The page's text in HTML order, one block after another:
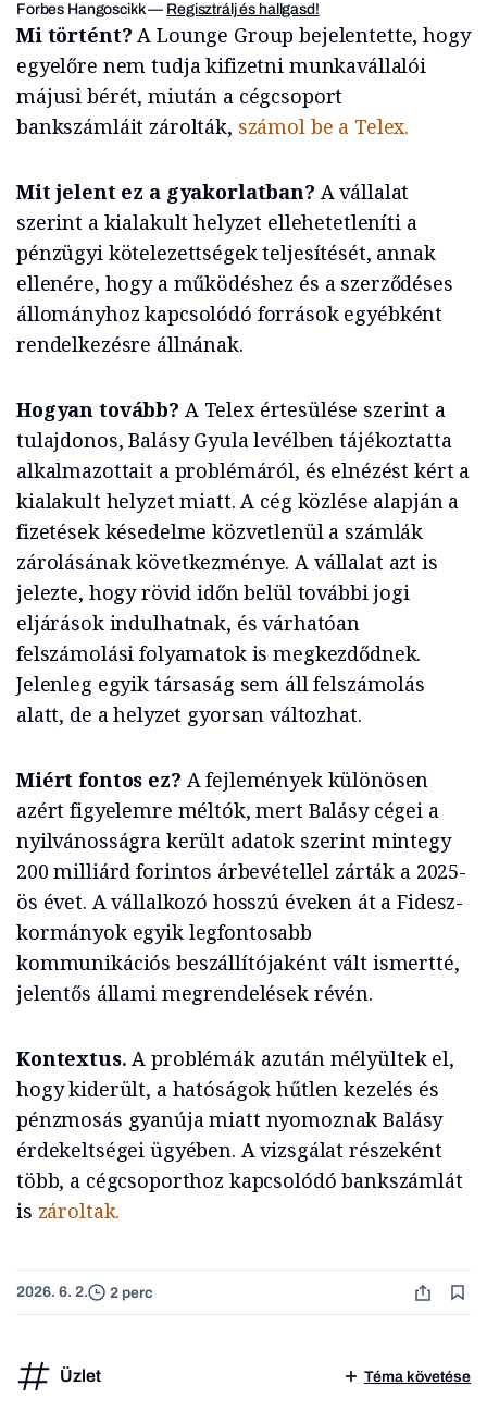
Forbes Hangoscikk— Regisztrálj és hallgasd!
Mi történt? A Lounge Group bejelentette, hogy
egyelőre nem tudja kifizetni munkavállalói
májusi bérét, miután a cégcsoport
bankszámláit zárolták, számol be a Telex.
Mit jelent ez a gyakorlatban? A vállalat
szerint a kialakult helyzet ellehetetleníti a
pénzügyi kötelezettségek teljesítését, annak
ellenére, hogy a működéshez és a szerződéses
állományhoz kapcsolódó források egyébként
rendelkezésre állnának.
Hogyan tovább? A Telex értesülése szerint a
tulajdonos, Balásy Gyula levélben tájékoztatta
alkalmazottait a problémáról, és elnézést kért a
kialakult helyzet miatt. A cég közlése alapján a
fizetések késedelme közvetlenül a számlák
zárolásának következménye. A vállalat azt is
jelezte, hogy rövid időn belül további jogi
eljárások indulhatnak, és várhatóan
felszámolási folyamatok is megkezdődnek.
Jelenleg egyik társaság sem áll felszámolás
alatt, de a helyzet gyorsan változhat.
Miért fontos ez? A fejlemények különösen
azért figyelemre méltók, mert Balásy cégei a
nyilvánosságra került adatok szerint mintegy
200 milliárd forintos árbevétellel zárták a 2025-
ös évet. A vállalkozó hosszú éveken át a Fidesz-
kormányok egyik legfontosabb
kommunikációs beszállítójaként vált ismertté,
jelentős állami megrendelések révén.
Kontextus. A problémák azután mélyültek el,
hogy kiderült, a hatóságok hűtlen kezelés és
pénzmosás gyanúja miatt nyomoznak Balásy
érdekeltségei ügyében. A vizsgálat részeként
több, a cégcsoporthoz kapcsolódó bankszámlát
is zároltak.
2026. 6. 2. 2 perc
Üzlet Téma követése